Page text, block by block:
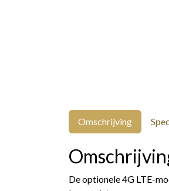
Omschrijving
De optionele 4G LTE-